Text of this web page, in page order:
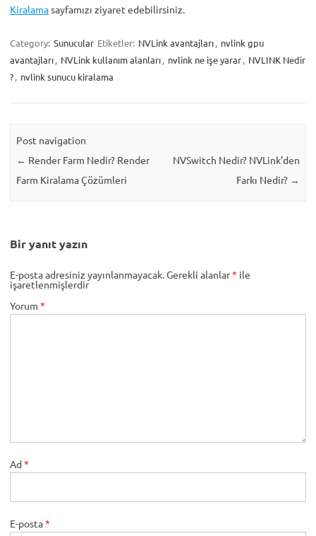
Kiralamasayfamızı ziyaret edebilirsiniz.
Category: Sunucular Etiketler: NVLink avantajları, nvlink gpu
avantajları, NVLink kullanım alanları, nvlink ne işe yarar, NVLINK Nedir
?, nvlink sunucu kiralama
Post navigation
← Render Farm Nedir? Render
Farm Kiralama Çözümleri
NVSwitch Nedir? NVLink’den
Farkı Nedir? →
Bir yanıt yazın
E-posta adresiniz yayınlanmayacak.Gerekli alanlar* ile
işaretlenmişlerdir
Yorum *
Ad*
E-posta*